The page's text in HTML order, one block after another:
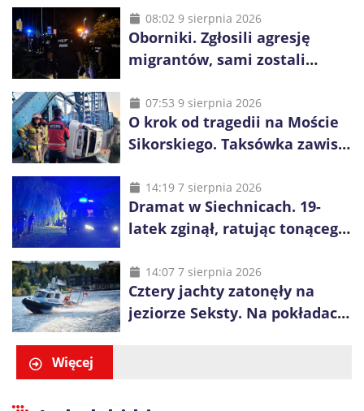
08:02 9 sierpnia 2026
Oborniki. Zgłosili agresję
migrantów, sami zostali
proceder
07:53 9 sierpnia 2026
O krok od tragedii na Moście
Sikorskiego. Taksówka zawisła
14:19 7 sierpnia 2026
Dramat w Siechnicach. 19-
latek zginął, ratując tonącego
14:07 7 sierpnia 2026
Cztery jachty zatonęły na
jeziorze Seksty. Na pokładach
Więcej